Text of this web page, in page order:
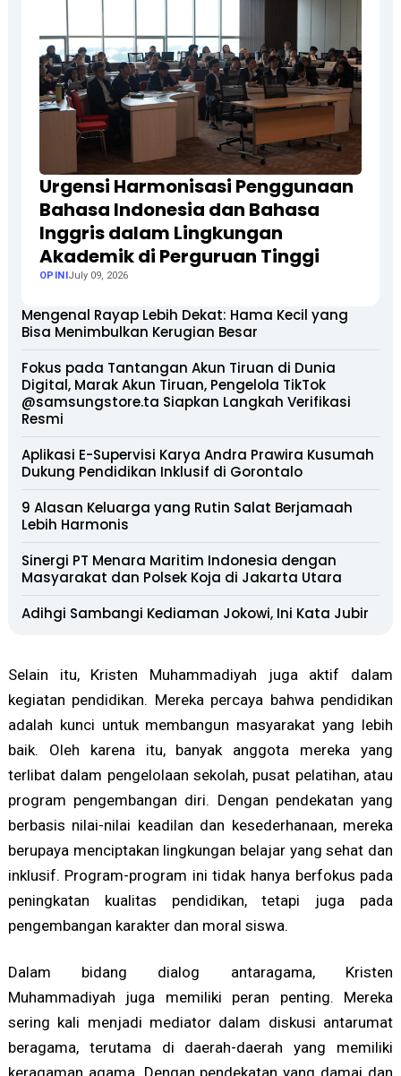
Urgensi Harmonisasi Penggunaan
Bahasa Indonesia dan Bahasa
Inggris dalam Lingkungan
Akademik di Perguruan Tinggi
OPINIJuly 09, 2026
Mengenal Rayap Lebih Dekat: Hama Kecil yang
Bisa Menimbulkan Kerugian Besar
Fokus pada Tantangan Akun Tiruan di Dunia
Digital, Marak Akun Tiruan, Pengelola TikTok
@samsungstore.ta Siapkan Langkah Verifikasi
Resmi
Aplikasi E-Supervisi Karya Andra Prawira Kusumah
Dukung Pendidikan Inklusif di Gorontalo
9 Alasan Keluarga yang Rutin Salat Berjamaah
Lebih Harmonis
Sinergi PT Menara Maritim Indonesia dengan
Masyarakat dan Polsek Koja di Jakarta Utara
Adihgi Sambangi Kediaman Jokowi, Ini Kata Jubir
Selain itu, Kristen Muhammadiyah juga aktif dalam
kegiatan pendidikan. Mereka percaya bahwa pendidikan
adalah kunci untuk membangun masyarakat yang lebih
baik. Oleh karena itu, banyak anggota mereka yang
terlibat dalam pengelolaan sekolah, pusat pelatihan, atau
program pengembangan diri. Dengan pendekatan yang
berbasis nilai-nilai keadilan dan kesederhanaan, mereka
berupaya menciptakan lingkungan belajar yang sehat dan
inklusif. Program-program ini tidak hanya berfokus pada
peningkatan kualitas pendidikan, tetapi juga pada
pengembangan karakter dan moral siswa.
Dalam bidang dialog antaragama, Kristen
Muhammadiyah juga memiliki peran penting. Mereka
sering kali menjadi mediator dalam diskusi antarumat
beragama, terutama di daerah-daerah yang memiliki
keragaman agama. Dengan pendekatan yang damai dan